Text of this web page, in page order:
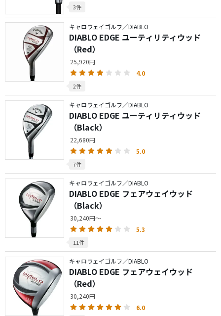
3件
キャロウェイゴルフ／DIABLO
DIABLO EDGE ユーティリティウッド
（Red）
25,920円
4.0
2件
キャロウェイゴルフ／DIABLO
DIABLO EDGE ユーティリティウッド
（Black）
22,680円
5.0
7件
キャロウェイゴルフ／DIABLO
DIABLO EDGE フェアウェイウッド
（Black）
30,240円～
5.3
11件
キャロウェイゴルフ／DIABLO
DIABLO EDGE フェアウェイウッド
（Red）
30,240円
6.0